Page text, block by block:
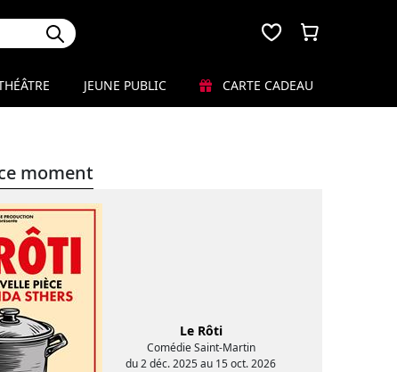
JEUNE PUBLIC CARTE CADEAU
moment
Le Rôti
Comédie Saint-Martin
du 2 déc. 2025 au 15 oct. 2026